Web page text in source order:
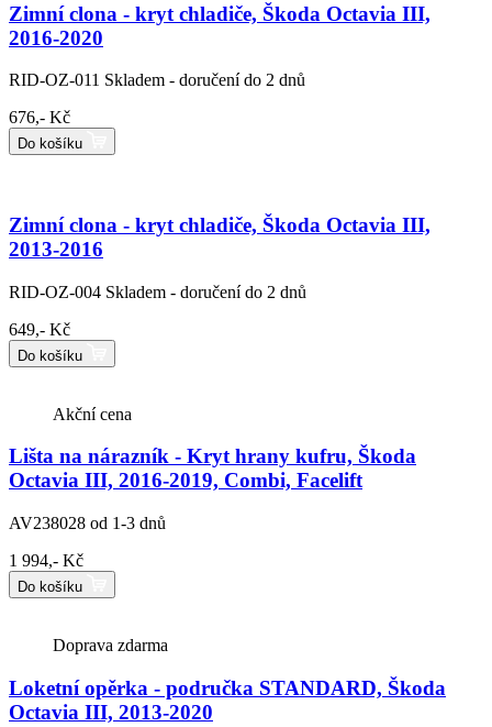
Zimní clona - kryt chladiče, Škoda Octavia III,
2016-2020
RID-OZ-011 Skladem - doručení do 2 dnů
676,- Kč
Do košíku
Zimní clona - kryt chladiče, Škoda Octavia III,
2013-2016
RID-OZ-004 Skladem - doručení do 2 dnů
649,- Kč
Do košíku
Akční cena
Lišta na nárazník - Kryt hrany kufru, Škoda
Octavia III, 2016-2019, Combi, Facelift
AV238028 od 1-3 dnů
1 994,- Kč
Do košíku
Doprava zdarma
Loketní opěrka - područka STANDARD, Škoda
Octavia III, 2013-2020